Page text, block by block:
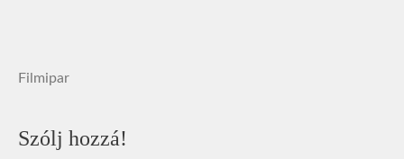
Filmipar
Szólj hozzá!